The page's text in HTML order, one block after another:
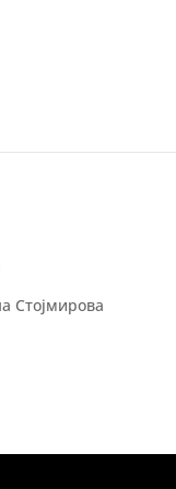
Стојмирова